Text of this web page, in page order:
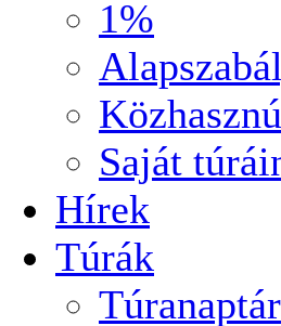
1%
Saját
Hírek
Túrák
Túranaptár